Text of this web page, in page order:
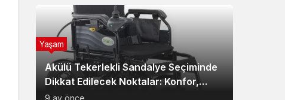
Akülü Tekerlekli Sandalye Seçiminde
Dikkat Edilecek Noktalar: Konfor,
Güvenlik ve Doğru Model Tercihi
9 ay önce
Yaşam